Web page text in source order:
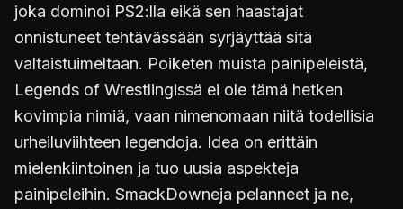
joka dominoi PS2:lla eikä sen haastajat
onnistuneet tehtävässään syrjäyttää sitä
valtaistuimeltaan. Poiketen muista painipeleistä,
Legends of Wrestlingissä ei ole tämä hetken
kovimpia nimiä, vaan nimenomaan niitä todellisia
urheiluviihteen legendoja. Idea on erittäin
mielenkiintoinen ja tuo uusia aspekteja
painipeleihin. SmackDowneja pelanneet ja ne,